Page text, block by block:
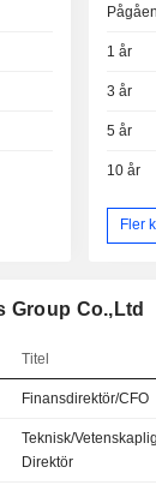
1 år
3 år
5 år
10 år
Fler
Group Co.,Ltd
Titel
Finansdirektör/CFO
Teknisk/
Direktör